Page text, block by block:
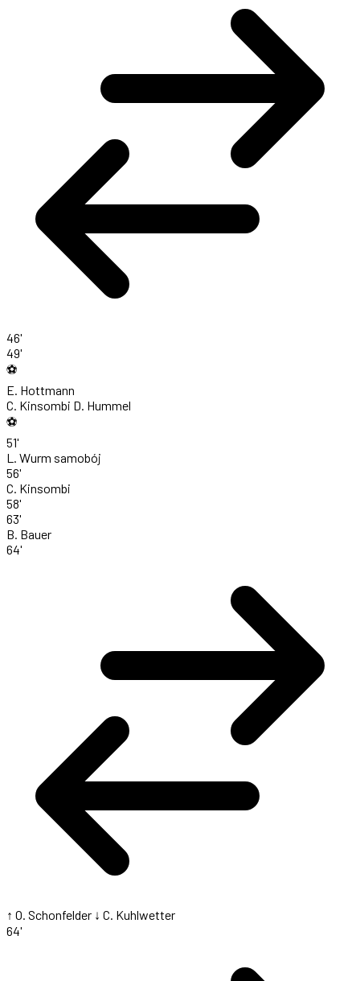
46'
49'
⚽
E. Hottmann
C. Kinsombi D. Hummel
⚽
51'
L. Wurm samobój
56'
C. Kinsombi
58'
63'
B. Bauer
64'
↑ O. Schonfelder ↓ C. Kuhlwetter
64'